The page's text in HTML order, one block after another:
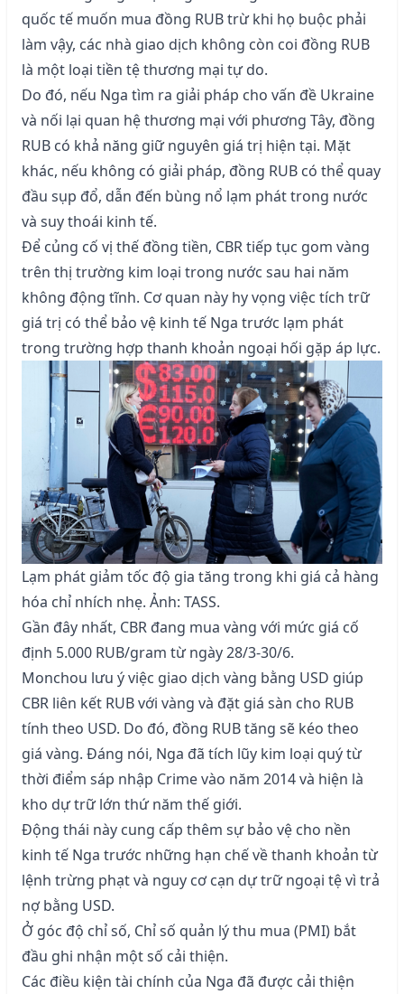
quốc tế muốn mua đồng RUB trừ khi họ buộc phải
làm vậy, các nhà giao dịch không còn coi đồng RUB
là một loại tiền tệ thương mại tự do.
Do đó, nếu Nga tìm ra giải pháp cho vấn đề Ukraine
và nối lại quan hệ thương mại với phương Tây, đồng
RUB có khả năng giữ nguyên giá trị hiện tại. Mặt
khác, nếu không có giải pháp, đồng RUB có thể quay
đầu sụp đổ, dẫn đến bùng nổ lạm phát trong nước
và suy thoái kinh tế.
Để củng cố vị thế đồng tiền, CBR tiếp tục gom vàng
trên thị trường kim loại trong nước sau hai năm
không động tĩnh. Cơ quan này hy vọng việc tích trữ
giá trị có thể bảo vệ kinh tế Nga trước lạm phát
trong trường hợp thanh khoản ngoại hối gặp áp lực.
Lạm phát giảm tốc độ gia tăng trong khi giá cả hàng
hóa chỉ nhích nhẹ. Ảnh: TASS.
Gần đây nhất, CBR đang mua vàng với mức giá cố
định 5.000 RUB/gram từ ngày 28/3-30/6.
Monchou lưu ý việc giao dịch vàng bằng USD giúp
CBR liên kết RUB với vàng và đặt giá sàn cho RUB
tính theo USD. Do đó, đồng RUB tăng sẽ kéo theo
giá vàng. Đáng nói, Nga đã tích lũy kim loại quý từ
thời điểm sáp nhập Crime vào năm 2014 và hiện là
kho dự trữ lớn thứ năm thế giới.
Động thái này cung cấp thêm sự bảo vệ cho nền
kinh tế Nga trước những hạn chế về thanh khoản từ
lệnh trừng phạt và nguy cơ cạn dự trữ ngoại tệ vì trả
nợ bằng USD.
Ở góc độ chỉ số, Chỉ số quản lý thu mua (PMI) bắt
đầu ghi nhận một số cải thiện.
Các điều kiện tài chính của Nga đã được cải thiện